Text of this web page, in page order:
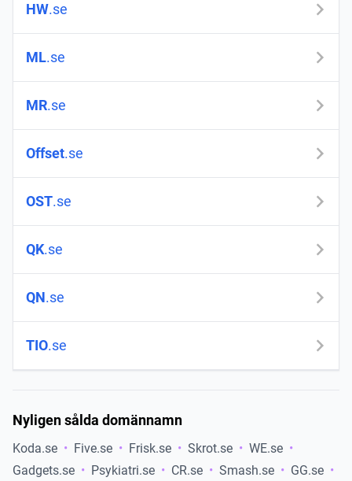
HW.se
ML.se
MR.se
Offset.se
OST.se
QK.se
QN.se
TIO.se
Nyligen sålda domännamn
Koda se Five se Frisk se Skrot se WE se
Gadgets se Psykiatri se CR se Smash se GG se